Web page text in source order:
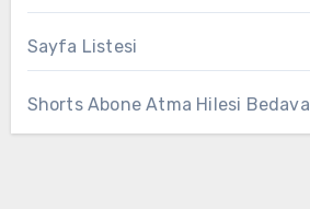
Sayfa Listesi
Shorts Abone Atma Hilesi Bedava